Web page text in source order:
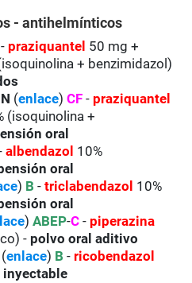
- antihelmínticos
- praziquantel 50 mg +
+ benzimidazol)
(enlace)CF- praziquantel
(isoquinolina +
oral
albendazol 10%
oral
) B-triclabendazol 10%
oral
)ABEP-C - piperazina
- polvo oral aditivo
(enlace) B- ricobendazol
inyectable